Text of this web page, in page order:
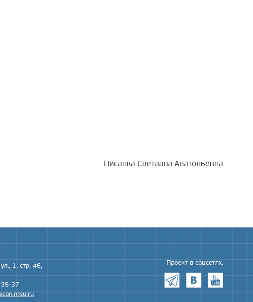
Писанка Светлана Анатольевна
1, стр. 46,
37
Проект в соцсетях: